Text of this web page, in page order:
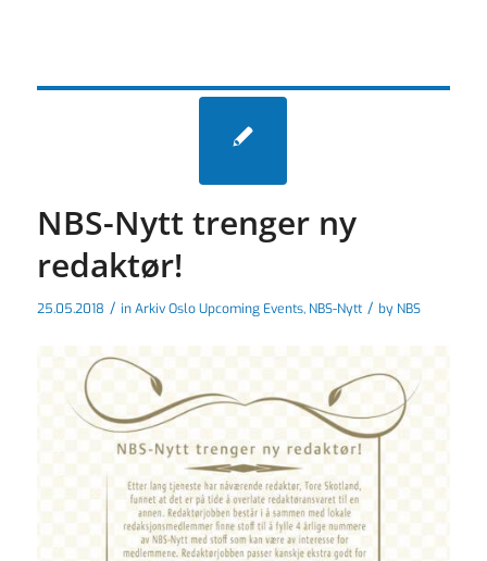
NBS-Nytt trenger ny
redaktør!
25.05.2018 / inArkiv Oslo Upcoming Events, NBS-Nytt / by NBS